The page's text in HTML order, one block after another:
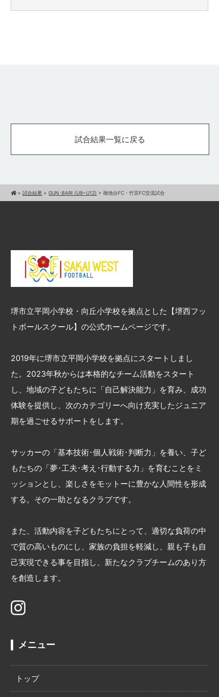
試合結果一覧に戻る
>試合結果 >GUN･BARI (U9~U12) >御池台FC・竹宮FC交流試合
堺市立平岡小学校・向丘小学校を拠点とした【堺西フッ
トボールスクール】の公式ホームページです。
2019年に堺市立平岡小学校を拠点にスタートしまし
た。2023年秋からは本格的なチーム活動をスタート
し、地域の子どもたちに「自己解決能力」を育み、成功
体験を提供し、次のカテゴリーへ向け充実したジュニア
期を過ごせるサポートをします。
サッカーの「基本技術･個人戦術･判断力」を養い、子ど
もたちの「夢･工夫･考え･行動する力」を育むことをミ
ッションとし、楽しさをモットーに豊かな人間性を形成
する。その一助となるクラブです。
また、活動内容を子どもたちにとって、適切な負荷の中
で質の高いものにし、家族の負担を軽減し、親も子も自
己実現できる事を目指し、新たなクラブチームのあり方
を創造します。
メニュー
トップ